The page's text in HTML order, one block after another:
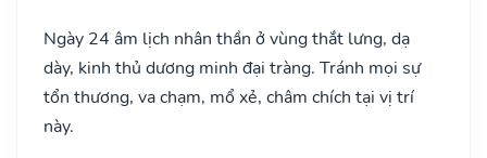
Ngày 24 âm lịch nhân thần ở vùng thắt lưng, dạ
dày, kinh thủ dương minh đại tràng. Tránh mọi sự
tổn thương, va chạm, mổ xẻ, châm chích tại vị trí
này.